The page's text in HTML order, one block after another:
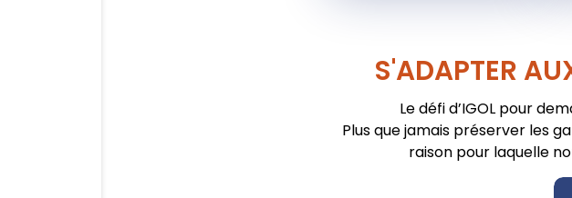
S'ADAPTER
Le défi d’IGOL pour
Plus que jamais préserver les
raison pour laquelle